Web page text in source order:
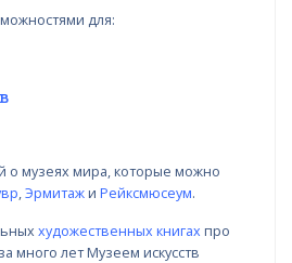
для:
о музеях мира, которые можно
,Эрмитажи Рейксмюсеум.
художественных книгах про
много лет Музеем искусств